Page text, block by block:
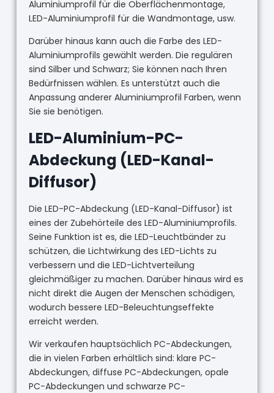
Aluminiumprofil für die Oberflächenmontage,
LED-Aluminiumprofil für die Wandmontage, usw.
Darüber hinaus kann auch die Farbe des LED-
Aluminiumprofils gewählt werden. Die regulären
sind Silber und Schwarz; Sie können nach Ihren
Bedürfnissen wählen. Es unterstützt auch die
Anpassung anderer Aluminiumprofil Farben, wenn
Sie sie benötigen.
LED-Aluminium-PC-
Abdeckung (LED-Kanal-
Diffusor)
Die LED-PC-Abdeckung (LED-Kanal-Diffusor) ist
eines der Zubehörteile des LED-Aluminiumprofils.
Seine Funktion ist es, die LED-Leuchtbänder zu
schützen, die Lichtwirkung des LED-Lichts zu
verbessern und die LED-Lichtverteilung
gleichmäßiger zu machen. Darüber hinaus wird es
nicht direkt die Augen der Menschen schädigen,
wodurch bessere LED-Beleuchtungseffekte
erreicht werden.
Wir verkaufen hauptsächlich PC-Abdeckungen,
die in vielen Farben erhältlich sind: klare PC-
Abdeckungen, diffuse PC-Abdeckungen, opale
PC-Abdeckungen und schwarze PC-